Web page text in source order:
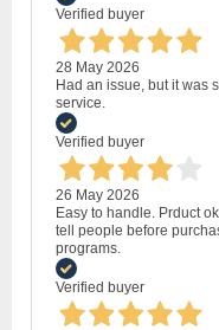
Verified buyer
28 May 2026
Had an issue, but it was
service.
Verified buyer
26 May 2026
Easy to handle. Prduct
tell people before
programs.
Verified buyer